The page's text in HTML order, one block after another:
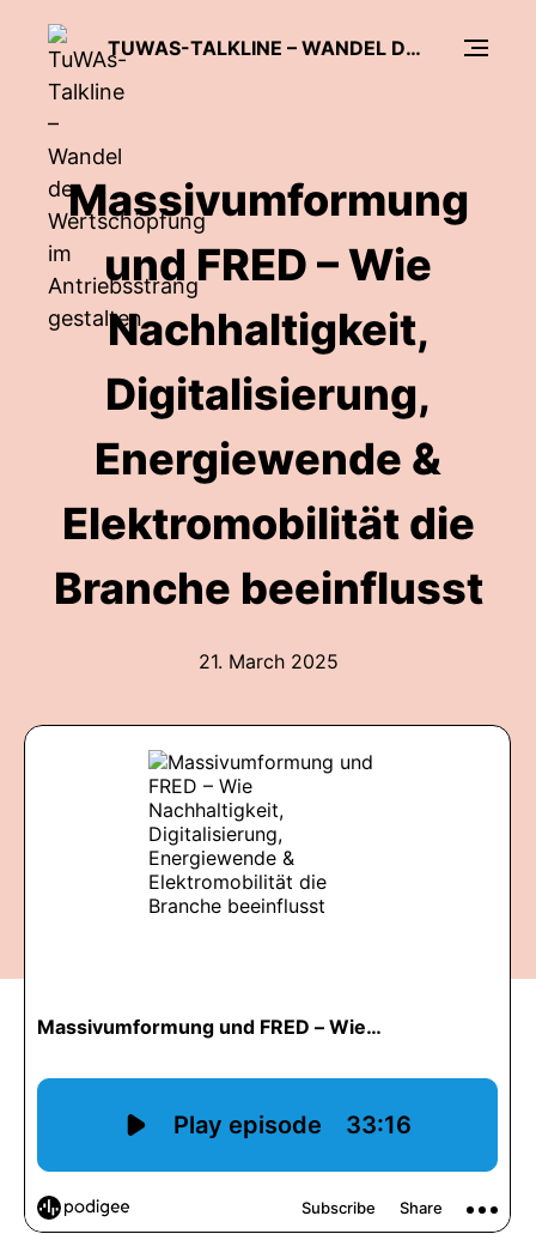
TUWAS-TALKLINE – WANDEL DER WERTSCHÖPFUNG IM ANTRIEBSSTRANG GESTALTEN
Massivumformung
und FRED – Wie
Nachhaltigkeit,
Digitalisierung,
Energiewende &
Elektromobilität die
Branche beeinflusst
21. March 2025